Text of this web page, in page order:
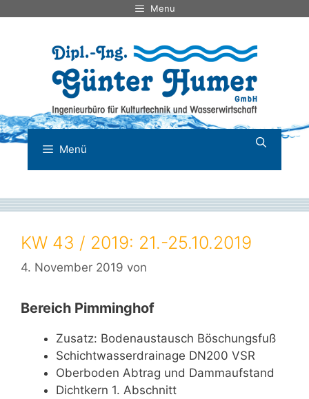
Menu
Menü
KW 43 / 2019: 21.-25.10.2019
4. November 2019 von
Bereich Pimminghof
Zusatz: Bodenaustausch Böschungsfuß
Schichtwasserdrainage DN200 VSR
Oberboden Abtrag und Dammaufstand
Dichtkern 1. Abschnitt